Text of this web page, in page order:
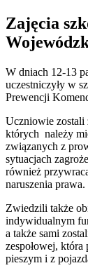
Zajęcia
W dniach 12-13
uczestniczyły w
Prewencji
Uczniowie zostali
których należy
związanych z
sytuacjach
również
naruszenia prawa.
Zwiedzili także
indywidualnym
a także sami
zespołowej,
pieszym i z